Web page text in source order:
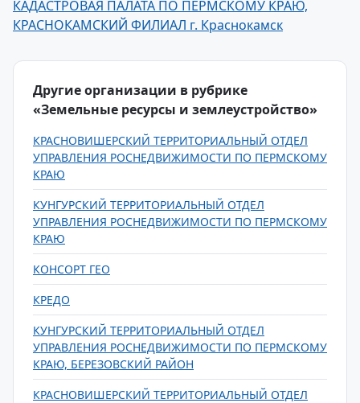
КАДАСТРОВАЯ ПАЛАТА ПО ПЕРМСКОМУ КРАЮ,
КРАСНОКАМСКИЙ ФИЛИАЛ г. Краснокамск
Другие организации в рубрике
«Земельные ресурсы и землеустройство»
КРАСНОВИШЕРСКИЙ ТЕРРИТОРИАЛЬНЫЙ ОТДЕЛ
УПРАВЛЕНИЯ РОСНЕДВИЖИМОСТИ ПО ПЕРМСКОМУ
КРАЮ
КУНГУРСКИЙ ТЕРРИТОРИАЛЬНЫЙ ОТДЕЛ
УПРАВЛЕНИЯ РОСНЕДВИЖИМОСТИ ПО ПЕРМСКОМУ
КРАЮ
КОНСОРТ ГЕО
КРЕДО
КУНГУРСКИЙ ТЕРРИТОРИАЛЬНЫЙ ОТДЕЛ
УПРАВЛЕНИЯ РОСНЕДВИЖИМОСТИ ПО ПЕРМСКОМУ
КРАЮ, БЕРЕЗОВСКИЙ РАЙОН
КРАСНОВИШЕРСКИЙ ТЕРРИТОРИАЛЬНЫЙ ОТДЕЛ